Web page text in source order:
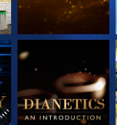
ΕΞΕΡΕΥΝΗΣΤΕ ΤΗ
ΣΕΙΡΑ